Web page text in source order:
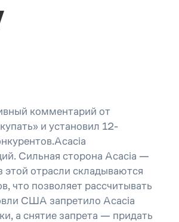
комментарий от
и установил 12-
Сильная сторона Acacia —
отрасли складываются
что позволяет рассчитывать
США запретило Acacia
а снятие запрета — придать